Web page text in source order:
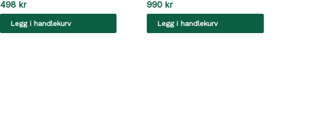
498 kr
Legg i handlekurv
990 kr
Legg i handlekurv